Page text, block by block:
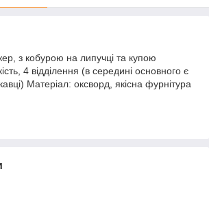
з кобурою на липучці та купою
4 відділення (в середині основного є
Матеріал: оксворд, якісна фурнітура